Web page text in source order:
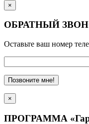
×
ОБРАТНЫЙ
Оставьте ваш номер
Позвоните мне!
×
ПРОГРАММА